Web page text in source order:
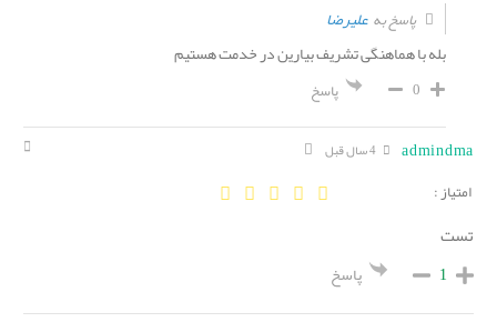
پاسخ بهعلیرضا
بله با هماهنگی تشریف بیارین در خدمت هستیم
0 پاسخ
admindma
امتیاز :
تست
1 پاسخ